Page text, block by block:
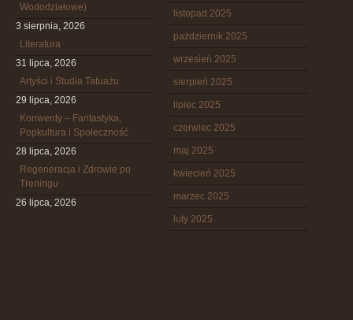
Wododziałowe)
3 sierpnia, 2026
Literatura
31 lipca, 2026
Artyści i Studia Tatuażu
29 lipca, 2026
Konwenty – Fantastyka,
Popkultura i Społeczność
28 lipca, 2026
Regeneracja i Zdrowie po
Treningu
26 lipca, 2026
listopad 2025
październik 2025
wrzesień 2025
sierpień 2025
lipiec 2025
czerwiec 2025
maj 2025
kwiecień 2025
marzec 2025
luty 2025